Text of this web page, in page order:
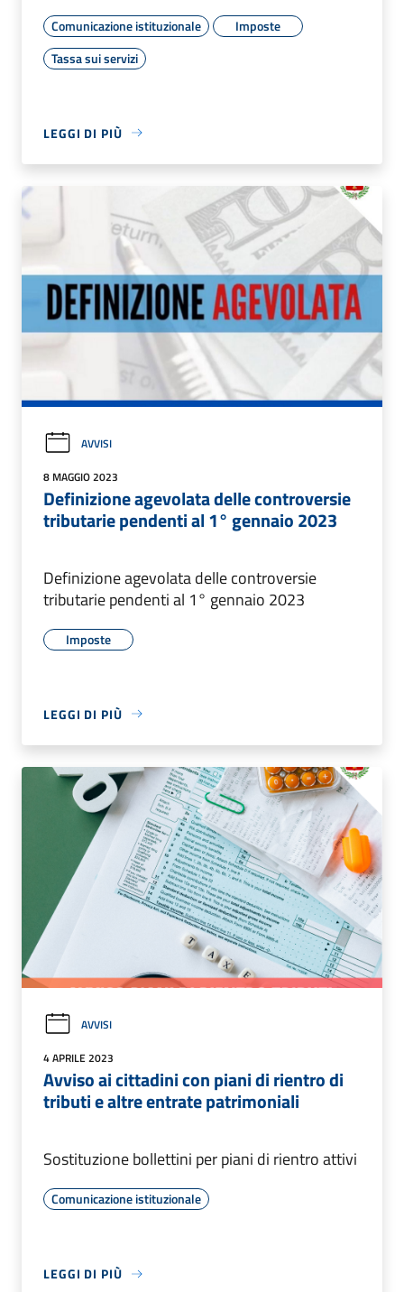
Comunicazione istituzionale
Imposte
Tassa sui servizi
LEGGI DI PIÙ
AVVISI
8 MAGGIO 2023
Definizione agevolata delle controversie
tributarie pendenti al 1° gennaio 2023
Definizione agevolata delle controversie
tributarie pendenti al 1° gennaio 2023
Imposte
LEGGI DI PIÙ
AVVISI
4 APRILE 2023
Avviso ai cittadini con piani di rientro di
tributi e altre entrate patrimoniali
Sostituzione bollettini per piani di rientro attivi
Comunicazione istituzionale
LEGGI DI PIÙ